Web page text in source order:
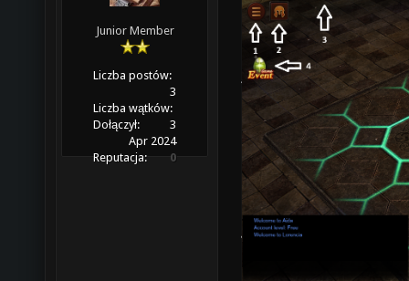
Junior Member
Liczba postów:
3
Liczba wątków:
3
Dołączył:
Apr 2024
Reputacja:
0